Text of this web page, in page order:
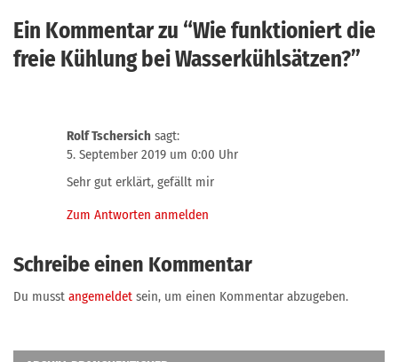
Ein Kommentar zu “Wie funktioniert die
freie Kühlung bei Wasserkühlsätzen?”
Rolf Tschersich sagt:
5. September 2019 um 0:00 Uhr
Sehr gut erklärt, gefällt mir
Zum Antworten anmelden
Schreibe einen Kommentar
Du musst angemeldet sein, um einen Kommentar abzugeben.